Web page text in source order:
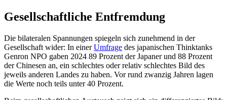
Gesellschaftliche Entfremdung
Die bilateralen Spannungen spiegeln sich zuneh­mend in der
Gesellschaft wider: In einerUmfrage des japanischen Thinktanks
Gen­ron NPO gaben 2024 89 Prozent der Japaner und 88 Prozent
der Chinesen an, ein schlech­tes oder relativ schlechtes Bild des
jeweils anderen Landes zu haben. Vor rund zwanzig Jahren lagen
die Werte noch teils unter 40 Prozent.